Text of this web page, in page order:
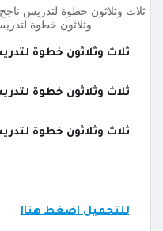
ثلاث وثلاثون خطوة لتدريس
وثلاثون خطوة
ثلاث وثلاثون خطوة
ثلاث وثلاثون خطوة
ثلاث وثلاثون خطوة
للتحميل اضغط هناا